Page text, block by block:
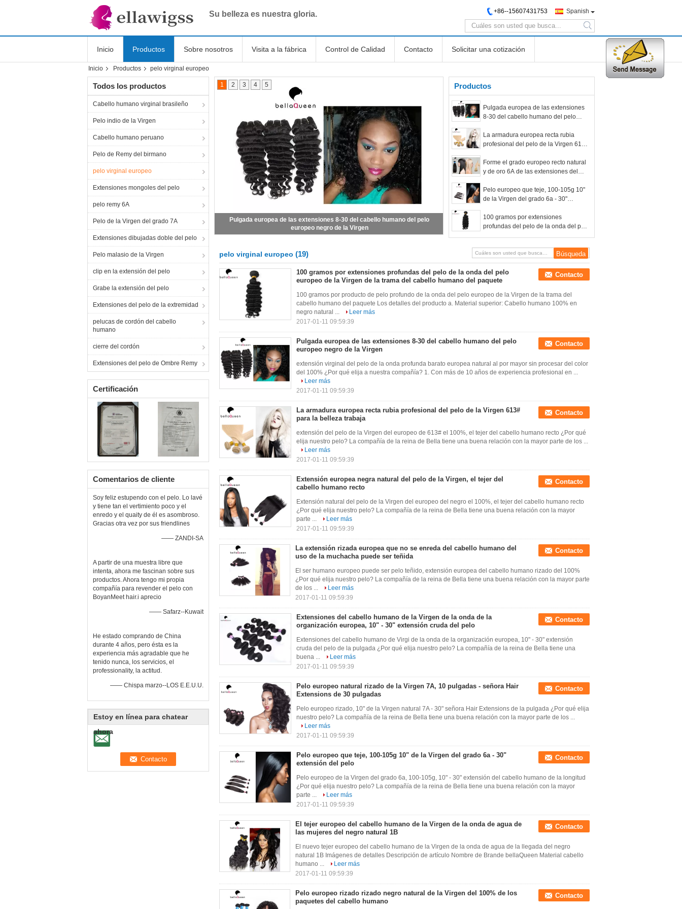
Su belleza es nuestra gloria. Spanish
+86--15607431753
search
Inicio Productos Sobre nosotros Visita a la fábrica Control de Calidad Contacto Solicitar una cotización
Inicio Productos pelo virginal europeo
Todos los productos
Cabello humano virginal brasileño
Pelo indio de la Virgen
Cabello humano peruano
Pelo de Remy del birmano
pelo virginal europeo
Extensiones mongoles del pelo
pelo remy 6A
Pelo de la Virgen del grado 7A
Extensiones dibujadas doble del pelo
Pelo malasio de la Virgen
clip en la extensión del pelo
Grabe la extensión del pelo
Extensiones del pelo de la extremidad
pelucas de cordón del cabello
humano
cierre del cordón
Extensiones del pelo de Ombre Remy
Certificación
Comentarios de cliente
Soy feliz estupendo con el pelo. Lo lavé
y tiene tan el vertimiento poco y el
enredo y el quaity de él es asombroso.
Gracias otra vez por sus friendlines
—— ZANDI-SA
A partir de una muestra libre que
intenta, ahora me fascinan sobre sus
productos. Ahora tengo mi propia
compañía para revender el pelo con
BoyanMeet hair.i aprecio
—— Safarz--Kuwait
He estado comprando de China
durante 4 años, pero ésta es la
experiencia más agradable que he
tenido nunca, los servicios, el
professionality, la actitud.
—— Chispa marzo--LOS E.E.U.U.
Estoy en línea para chatear
ahora
La armadura europea recta rubia profesional del pelo de la Virgen 613# para
la belleza trabaja
1 2 3 4 5 Productos
Pulgada europea de las extensiones
8-30 del cabello humano del pelo
La armadura europea recta rubia
profesional del pelo de la Virgen 613#
Forme el grado europeo recto natural
y de oro 6A de las extensiones del
Pelo europeo que teje, 100-105g 10"
de la Virgen del grado 6a - 30"
100 gramos por extensiones
profundas del pelo de la onda del pelo
pelo virginal europeo (19)
100 gramos por extensiones profundas del pelo de la onda del pelo
europeo de la Virgen de la trama del cabello humano del paquete
Contacto
100 gramos por producto de pelo profundo de la onda del pelo europeo de la Virgen de la trama del
cabello humano del paquete Los detalles del producto a. Material superior: Cabello humano 100% en
negro natural ...
Leer más
2017-01-11 09:59:39
Pulgada europea de las extensiones 8-30 del cabello humano del pelo
europeo negro de la Virgen
Contacto
extensión virginal del pelo de la onda profunda barato europea natural al por mayor sin procesar del color
del 100% ¿Por qué elija a nuestra compañía? 1. Con más de 10 años de experiencia profesional en ...
Leer más
2017-01-11 09:59:39
La armadura europea recta rubia profesional del pelo de la Virgen 613#
para la belleza trabaja
Contacto
extensión del pelo de la Virgen del europeo de 613# el 100%, el tejer del cabello humano recto ¿Por qué
elija nuestro pelo? La compañía de la reina de Bella tiene una buena relación con la mayor parte de los ...
Leer más
2017-01-11 09:59:39
Extensión europea negra natural del pelo de la Virgen, el tejer del
cabello humano recto
Contacto
Extensión natural del pelo de la Virgen del europeo del negro el 100%, el tejer del cabello humano recto
¿Por qué elija nuestro pelo? La compañía de la reina de Bella tiene una buena relación con la mayor
parte ...
Leer más
2017-01-11 09:59:39
La extensión rizada europea que no se enreda del cabello humano del
uso de la muchacha puede ser teñida
Contacto
El ser humano europeo puede ser pelo teñido, extensión europea del cabello humano rizado del 100%
¿Por qué elija nuestro pelo? La compañía de la reina de Bella tiene una buena relación con la mayor parte
de los ...
Leer más
2017-01-11 09:59:39
Extensiones del cabello humano de la Virgen de la onda de la
organización europea, 10" - 30" extensión cruda del pelo
Contacto
Extensiones del cabello humano de Virgi de la onda de la organización europea, 10" - 30" extensión
cruda del pelo de la pulgada ¿Por qué elija nuestro pelo? La compañía de la reina de Bella tiene una
buena ...
Leer más
2017-01-11 09:59:39
Pelo europeo natural rizado de la Virgen 7A, 10 pulgadas - señora Hair
Extensions de 30 pulgadas
Contacto
Pelo europeo rizado, 10" de la Virgen natural 7A - 30" señora Hair Extensions de la pulgada ¿Por qué elija
nuestro pelo? La compañía de la reina de Bella tiene una buena relación con la mayor parte de los ...
Leer más
2017-01-11 09:59:39
Pelo europeo que teje, 100-105g 10" de la Virgen del grado 6a - 30"
extensión del pelo
Contacto
Pelo europeo de la Virgen del grado 6a, 100-105g, 10" - 30" extensión del cabello humano de la longitud
¿Por qué elija nuestro pelo? La compañía de la reina de Bella tiene una buena relación con la mayor
parte ...
Leer más
2017-01-11 09:59:39
El tejer europeo del cabello humano de la Virgen de la onda de agua de
las mujeres del negro natural 1B
Contacto
El nuevo tejer europeo del cabello humano de la Virgen de la onda de agua de la llegada del negro
natural 1B Imágenes de detalles Descripción de artículo Nombre de Brande bellaQueen Material cabello
humano ...
Leer más
2017-01-11 09:59:39
Pelo europeo rizado rizado negro natural de la Virgen del 100% de los
paquetes del cabello humano
Contacto